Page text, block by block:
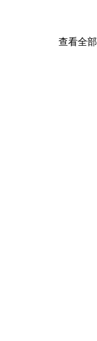
查看全部